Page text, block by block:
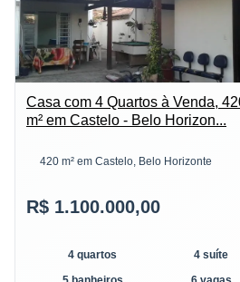
Casa com 4 Quartos à Venda,
m² em Castelo - Belo Horizon...
420 m² em Castelo, Belo Horizonte
R$ 1.100.000,00
4 quartos
4 suíte